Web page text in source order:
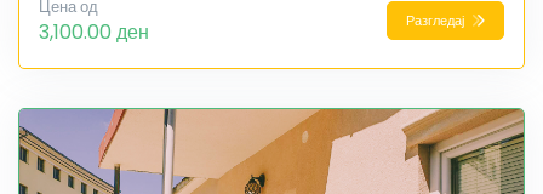
Цена од
3,100.00 ден Разгледај